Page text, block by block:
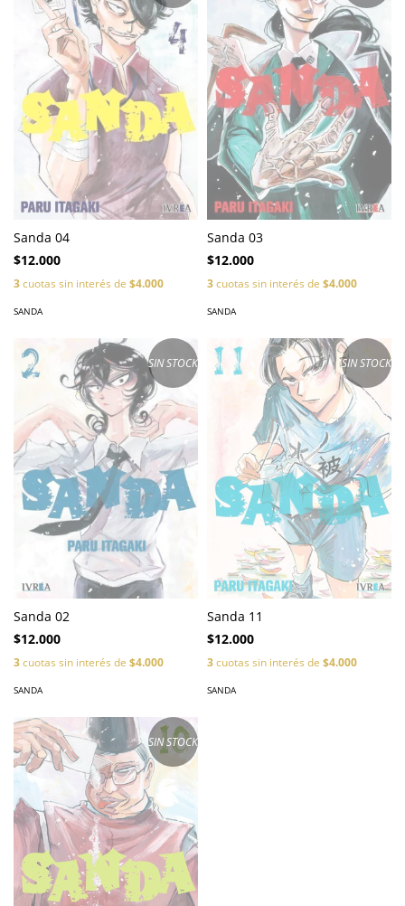
Sanda 04
$12.000
3cuotas sin interés de $4.000
SANDA
Sanda 03
$12.000
3cuotas sin interés de $4.000
SANDA
SIN STOCK
Sanda 02
$12.000
3cuotas sin interés de $4.000
SANDA
SIN STOCK
Sanda 11
$12.000
3cuotas sin interés de $4.000
SANDA
SIN STOCK